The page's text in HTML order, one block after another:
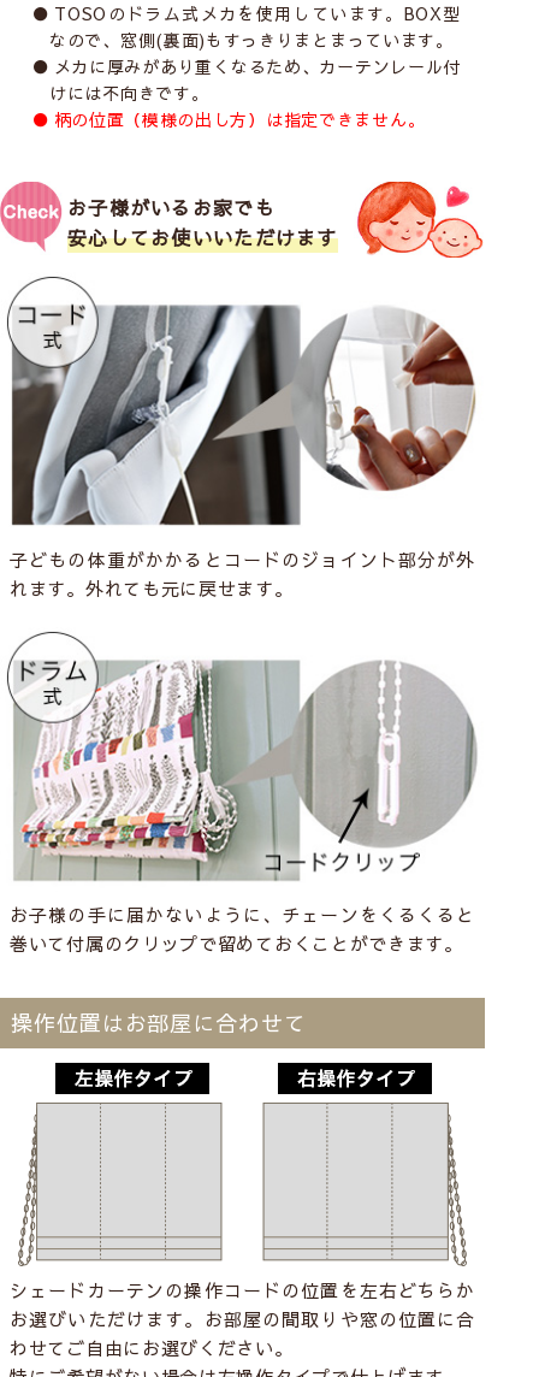
TOSOのドラム式メカを使用しています。BOX型
なので、窓側(裏面)もすっきりまとまっています。
メカに厚みがあり重くなるため、カーテンレール付
けには不向きです。
柄の位置（模様の出し方）は指定できません。
お子様がいるお家でも
安心してお使いいただけます
子どもの体重がかかるとコードのジョイント部分が外
れます。外れても元に戻せます。
お子様の手に届かないように、チェーンをくるくると
巻いて付属のクリップで留めておくことができます。
操作位置はお部屋に合わせて
シェードカーテンの操作コードの位置を左右どちらか
お選びいただけます。お部屋の間取りや窓の位置に合
わせてご自由にお選びください。